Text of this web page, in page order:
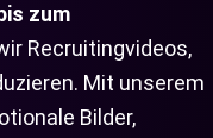
zum
Recruitingvideos,
Mit unserem
Bilder,